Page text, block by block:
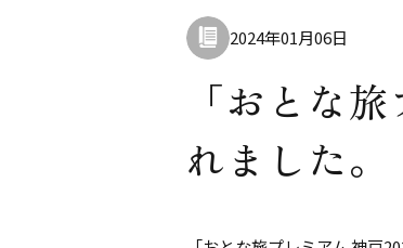
2024年01月06日
「おとな
れました。